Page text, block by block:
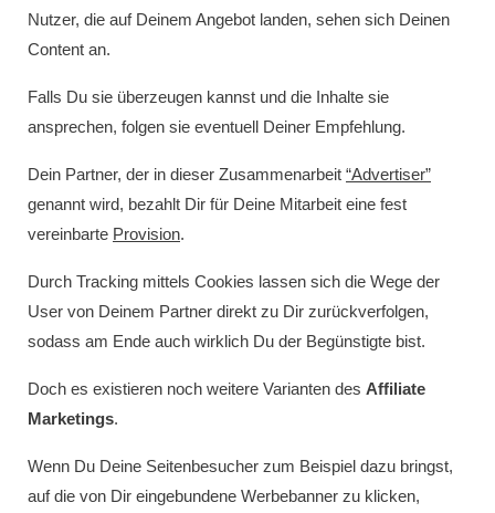
Nutzer, die auf Deinem Angebot landen, sehen sich Deinen
Content an.
Falls Du sie überzeugen kannst und die Inhalte sie
ansprechen, folgen sie eventuell Deiner Empfehlung.
Dein Partner, der in dieser Zusammenarbeit “Advertiser”
genannt wird, bezahlt Dir für Deine Mitarbeit eine fest
vereinbarte Provision.
Durch Tracking mittels Cookies lassen sich die Wege der
User von Deinem Partner direkt zu Dir zurückverfolgen,
sodass am Ende auch wirklich Du der Begünstigte bist.
Doch es existieren noch weitere Varianten des Affiliate
Marketings.
Wenn Du Deine Seitenbesucher zum Beispiel dazu bringst,
auf die von Dir eingebundene Werbebanner zu klicken,